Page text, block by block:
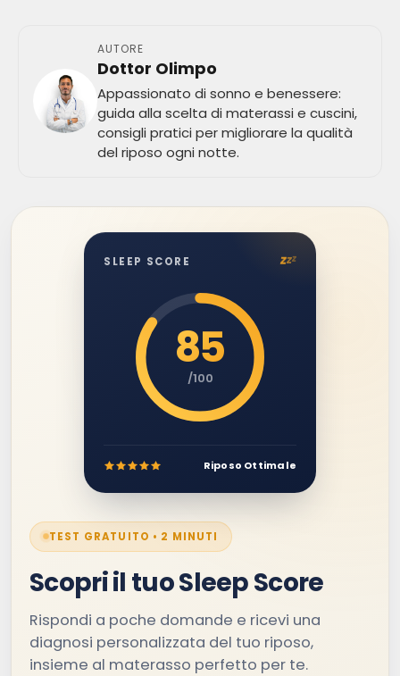
AUTORE
Dottor Olimpo
Appassionato di sonno e benessere:
guida alla scelta di materassi e cuscini,
consigli pratici per migliorare la qualità
del riposo ogni notte.
TEST GRATUITO • 2 MINUTI
Scopri il tuo Sleep Score
Rispondi a poche domande e ricevi una
diagnosi personalizzata del tuo riposo,
insieme al materasso perfetto per te.
SLEEP SCORE zzz
85
/100
Riposo Ottimale